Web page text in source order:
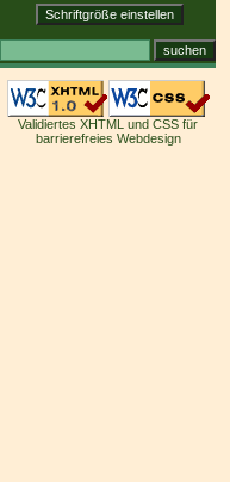
Validiertes XHTML und CSS für
barrierefreies Webdesign